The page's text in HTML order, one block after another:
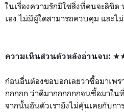
ในเรื่องความรักมิใช่สิ่งที่คนจะลิขิ
เอง ไม่มีผู้ใดสามารถควบคุม และ
ความเห็นส่วนตัวหลังอ่านจบ:
ก่อนอื่นต้องขอบอกเลยว่าซื้อมาเพ
กกกกก ว่าดีมากกกกกกจนซื้อมาใน
จากนั้นอันตัวเรายังไม่คุ้นเคยกับกา